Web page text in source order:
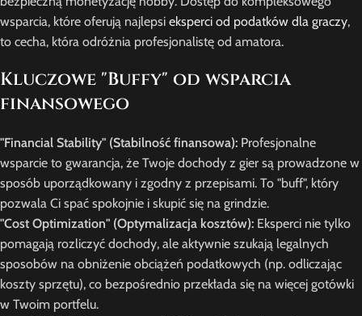
wsparcia, które oferują najlepsi eksperci od podatków dla graczy,
to cecha, która odróżnia profesjonalistę od amatora.
Kluczowe "Buffy" od wsparcia
finansowego
"Financial Stability" (Stabilność finansowa): Profesjonalne
wsparcie to gwarancja, że Twoje dochody z gier są prowadzone w
sposób uporządkowany i zgodny z przepisami. To "buff", który
pozwala Ci spać spokojnie i skupić się na grindzie.
"Cost Optimization" (Optymalizacja kosztów): Eksperci nie tylko
pomagają rozliczyć dochody, ale aktywnie szukają legalnych
sposobów na obniżenie obciążeń podatkowych (np. odliczając
koszty sprzętu), co bezpośrednio przekłada się na więcej gotówki
w Twoim portfelu.